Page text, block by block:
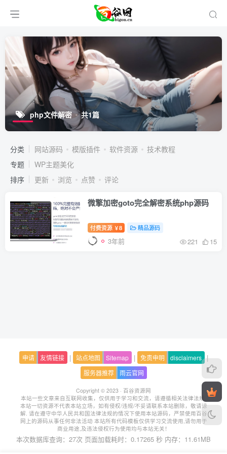
php文件解密 共1篇
分类 网站源码 模版插件 软件资源
技术教程
专题
WP主题美化
排序
更新 浏览 点赞 评论
微擎加密goto完全解密系统php源码
付费资源 ￥8 精品源码
3年前 221 15
申请 友情链接 | 站点地图 Sitemap | 免责申明 disclaimers |
服务器推荐 雨云官网
Copyright © 2023 · 百谷资源网
本站一些文章来自互联网收集，仅供用于学习和交流，请遵循相关法律法规.
本站一切资源不代表本站立场，如有侵权/违规/不妥请联系本站删除，敬请谅
解. 请在遵守中华人民共和国法律法规的情况下使用本站源码，严禁使用百谷
网上的源码从事任何非法活动 本站所有代码模板仅供学习交流使用,请勿用于
商业用途,及违法侵权行为使用均与本站无关！
本次数据库查询：27次 页面加载耗时：0.17265 秒 内存：11.61MB